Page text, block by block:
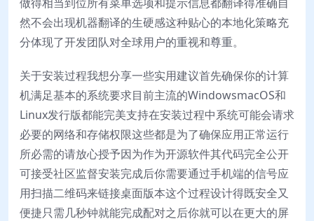
然不会出现机器翻译的生硬感这种贴心的本地化策略充
分体现了开发团队对全球用户的重视和尊重。
关于安装过程我想分享一些实用建议首先确保你的计算
机满足基本的系统要求目前主流的WindowsmacOS和
Linux发行版都能完美支持在安装过程中系统可能会请求
必要的网络和存储权限这些都是为了确保应用正常运行
所必需的请放心授予因为作为开源软件其代码完全公开
可接受社区监督安装完成后你需要通过手机端的信号应
用扫描二维码来链接桌面版本这个过程设计得既安全又
便捷只需几秒钟就能完成配对之后你就可以在更大的屏